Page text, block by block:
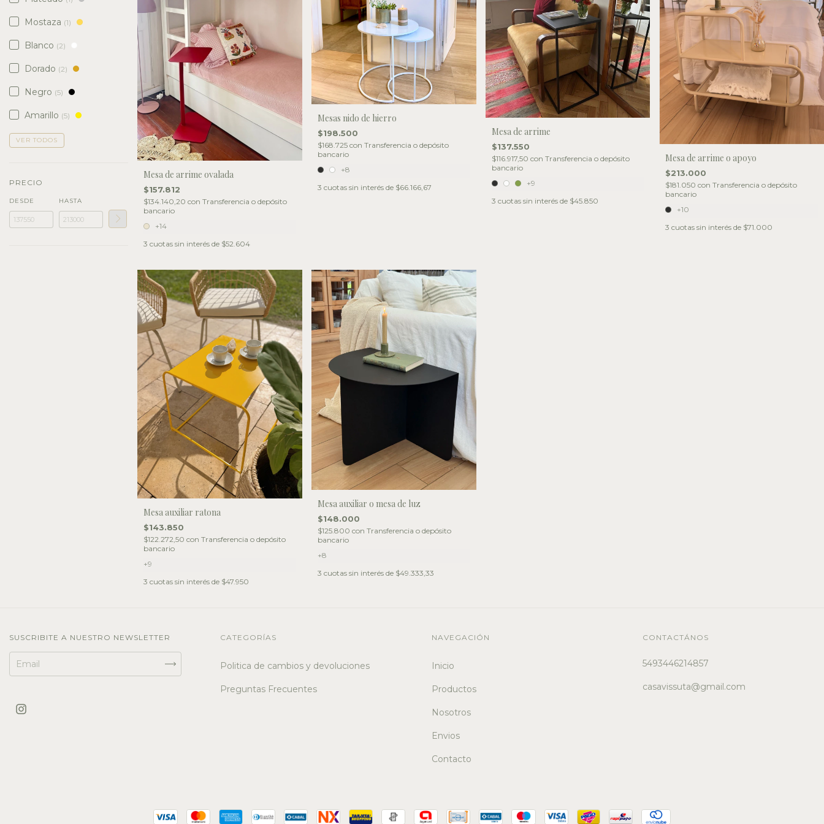
Mostaza (1)
Blanco (2)
Dorado (2)
Negro (5)
Amarillo (5)
VER TODOS
PRECIO
DESDE HASTA
Mesa de arrime ovalada
$157.812
$134.140,20 con Transferencia o depósito
bancario
+14
3 cuotas sin interés de $52.604
Mesas nido de hierro
$198.500
$168.725 con Transferencia o depósito
bancario
+8
3 cuotas sin interés de $66.166,67
Mesa de arrime
$137.550
$116.917,50 con Transferencia o depósito
bancario
+9
3 cuotas sin interés de $45.850
Mesa de arrime o apoyo
$213.000
$181.050con Transferencia o depósito
bancario
+10
3 cuotas sin interés de $71.000
Mesa auxiliar ratona
$143.850
$122.272,50 con Transferencia o depósito
bancario
+9
3 cuotas sin interés de $47.950
Mesa auxiliar o mesa de luz
$148.000
$125.800 con Transferencia o depósito
bancario
+8
3 cuotas sin interés de $49.333,33
SUSCRIBITE A NUESTRO NEWSLETTER CATEGORÍAS
Politica de cambios y devoluciones
Preguntas Frecuentes
NAVEGACIÓN
Inicio
Productos
Nosotros
Envios
Contacto
CONTACTÁNOS
5493446214857
casavissuta@gmail.com